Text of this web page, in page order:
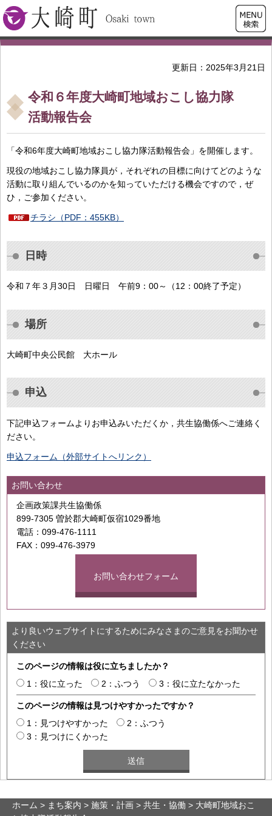
大崎町
検索・
共通メ
ニュー
更新日：2025年3月21日
令和６年度大崎町地域おこし協力隊
活動報告会
「令和6年度大崎町地域おこし協力隊活動報告会」を開催します。
現役の地域おこし協力隊員が，それぞれの目標に向けてどのような
活動に取り組んでいるのかを知っていただける機会ですので，ぜ
ひ，ご参加ください。
チラシ（PDF：455KB）
日時
令和７年３月30日 日曜日 午前9：00～（12：00終了予定）
場所
大崎町中央公民館 大ホール
申込
下記申込フォームよりお申込みいただくか，共生協働係へご連絡く
ださい。
申込フォーム（外部サイトへリンク）
お問い合わせ
企画政策課共生協働係
899-7305 曽於郡大崎町仮宿1029番地
電話：099-476-1111
FAX：099-476-3979
お問い合わせフォーム
より良いウェブサイトにするためにみなさまのご意見をお聞かせ
ください
このページの情報は役に立ちましたか？
1：役に立った
2：ふつう 3：役に立たなかった
このページの情報は見つけやすかったですか？
1：見つけやすかった
2：ふつう
3：見つけにくかった
ホーム > まち案内 > 施策・計画 > 共生・協働 > 大崎町地域おこ